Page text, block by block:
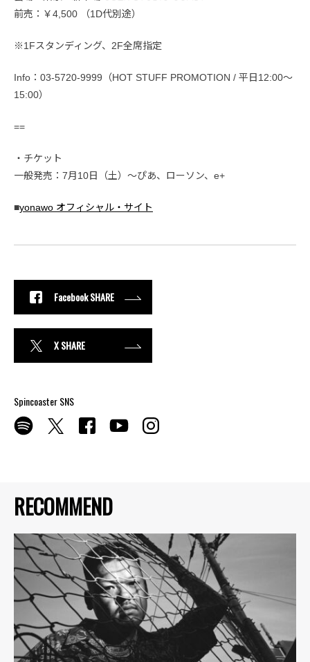
RECOMMEND
前売：￥4,500 （1D代別途）
※1Fスタンディング、2F全席指定
Info：03-5720-9999（HOT STUFF PROMOTION / 平日12:00〜
15:00）
==
・チケット
一般発売：7月10日（土）〜ぴあ、ローソン、e+
■yonawo オフィシャル・サイト
Facebook SHARE
X SHARE
Spincoaster SNS